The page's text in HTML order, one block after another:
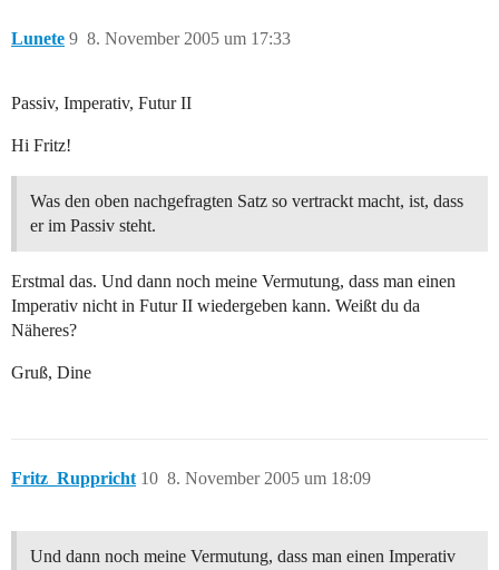
Lunete 8. November 2005 um 17:33
9
Passiv, Imperativ, Futur II
Hi Fritz!
Was den oben nachgefragten Satz so vertrackt macht, ist, dass
er im Passiv steht.
Erstmal das. Und dann noch meine Vermutung, dass man einen
Imperativ nicht in Futur II wiedergeben kann. Weißt du da
Näheres?
Gruß, Dine
Fritz_Ruppricht 8. November 2005 um 18:09
10
Und dann noch meine Vermutung, dass man einen Imperativ